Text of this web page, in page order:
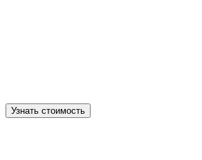
Узнать стоимость